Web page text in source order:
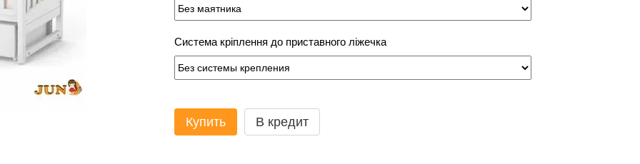
Система кріплення до приставного ліжечка
Купить В кредит